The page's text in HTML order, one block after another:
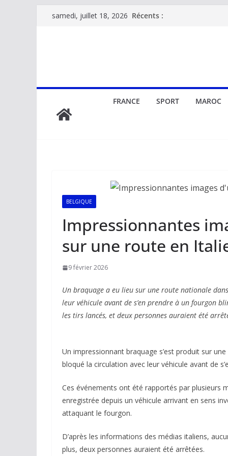
Passersamedi, juillet 18, 2026 Récents :
FRANCE SPORT MAROC
BELGIQUE
Impressionnantes
sur une route en
9 février 2026
Un braquage a eu lieu sur une route nationale
leur véhicule avant de s’en prendre à un fourgon
les tirs lancés, et deux personnes auraient été
Un impressionnant braquage s’est produit sur
bloqué la circulation avec leur véhicule avant de
Ces événements ont été rapportés par plusieurs
enregistrée depuis un véhicule arrivant en sens
attaquant le fourgon.
D’après les informations des médias italiens,
plus, deux personnes auraient été arrêtées.